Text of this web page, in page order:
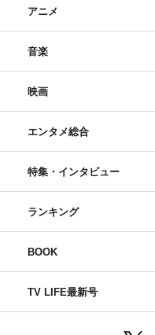
アニメ
音楽
映画
エンタメ総合
特集・インタビュー
ランキング
BOOK
TV LIFE最新号